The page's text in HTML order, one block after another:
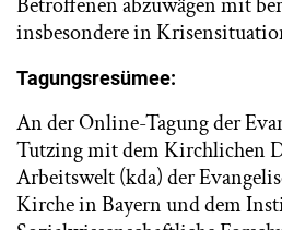
insbesondere in
Tagungsresümee:
An der Online-Tagung der
Tutzing mit dem Kirchlichen
Arbeitswelt (kda) der
Kirche in Bayern und dem